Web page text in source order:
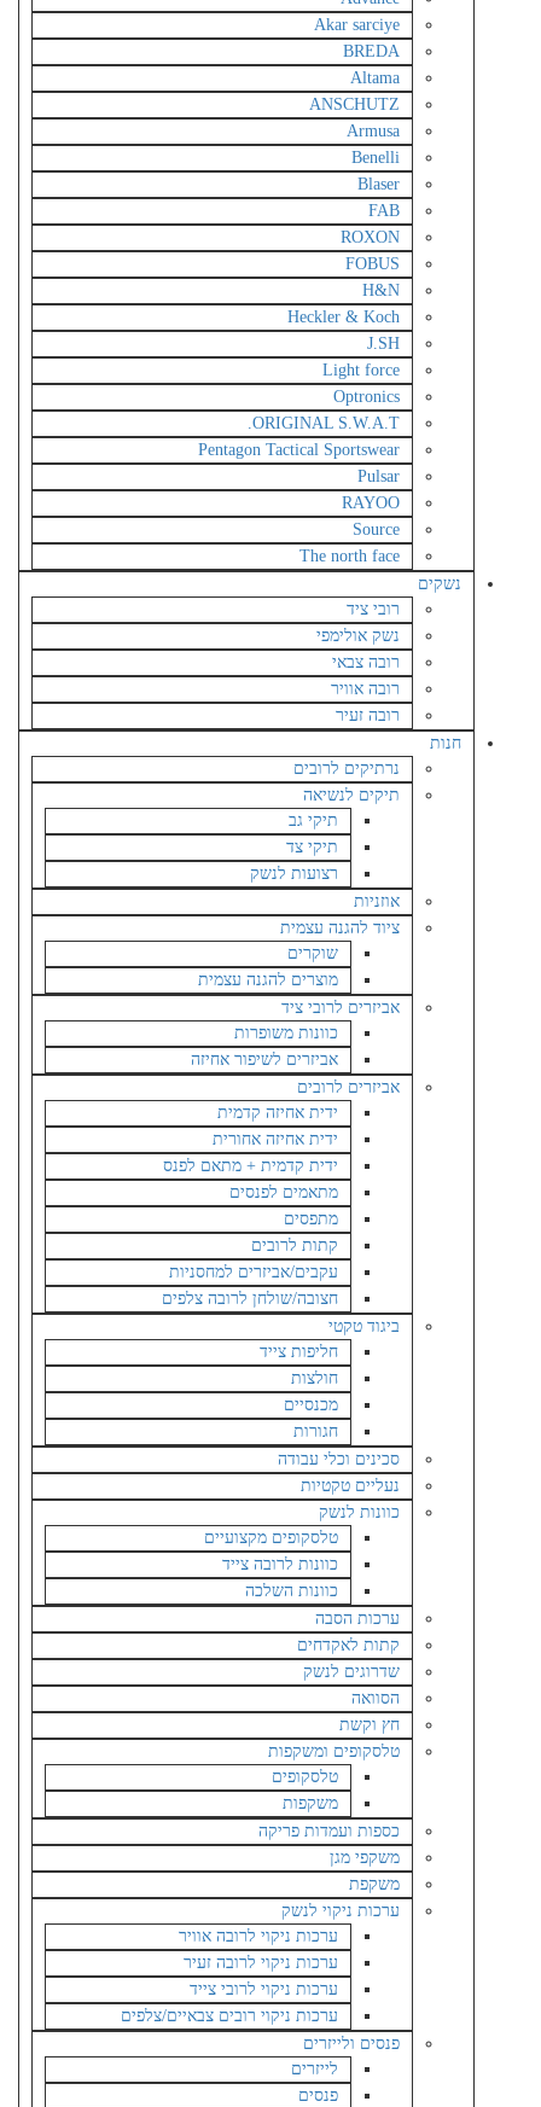
Akar sarciye
BREDA
Altama
ANSCHUTZ
Armusa
Benelli
Blaser
FAB
ROXON
FOBUS
H&N
Heckler & Koch
J.SH
Light force
Optronics
ORIGINAL S.W.A.T.
Pentagon Tactical Sportswear
Pulsar
RAYOO
Source
The north face
נשקים
רובי ציד
נשק אולימפי
רובה צבאי
רובה אוויר
רובה זעיר
חנות
נרתיקים לרובים
תיקים לנשיאה
תיקי גב
תיקי צד
רצועות לנשק
אוזניות
ציוד להגנה עצמית
שוקרים
מוצרים להגנה עצמית
אביזרים לרובי ציד
כוונות משופרות
אביזרים לשיפור אחיזה
אביזרים לרובים
ידית אחיזה קדמית
ידית אחיזה אחורית
ידית קדמית + מתאם לפנס
מתאמים לפנסים
מתפסים
קתות לרובים
עקבים/אביזרים למחסניות
חצובה/שולחן לרובה צלפים
ביגוד טקטי
חליפות צייד
חולצות
מכנסיים
חגורות
סכינים וכלי עבודה
נעליים טקטיות
כוונות לנשק
טלסקופים מקצועיים
כוונות לרובה צייד
כוונות השלכה
ערכות הסבה
קתות לאקדחים
שדרוגים לנשק
הסוואה
חץ וקשת
טלסקופים ומשקפות
טלסקופים
משקפות
כספות ועמדות פריקה
משקפי מגן
משקפת
ערכות ניקוי לנשק
ערכות ניקוי לרובה אוויר
ערכות ניקוי לרובה זעיר
ערכות ניקוי לרובי צייד
ערכות ניקוי רובים צבאיים/צלפים
פנסים ולייזרים
לייזרים
פנסים